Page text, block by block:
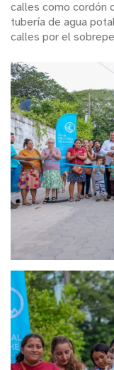
calles como cordón
tubería de agua
calles por el